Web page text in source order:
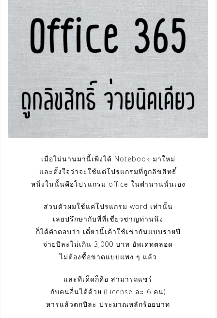
เมื่อไม่นานมานี้เพิ่งได้ Notebook มาใหม่
และตั้งใจว่าจะใช้แต่โปรแกรมที่ถูกลิขสิทธิ์
หนึ่งในนั้นคือโปรแกรม office ในตำนานนั่นเอง
ส่วนตัวผมใช้แค่โปรแกรม word เท่านั้น
เลยปรึกษากับพี่ที่เชี่ยวชาญท่านนึง
ก็ได้คำตอบว่า เดี๋ยวนี้เค้าใช้เช่ากันแบบรายปี
จ่ายปีละไม่เกิน 3,000 บาท อัพเดทตลอด
ไม่ต้องซื้อขาดแบบแพง ๆ แล้ว
และทีเด็ดก็คือ สามารถแชร์
กับคนอื่นได้ด้วย (License ละ 6 คน)
หารแล้วตกปีละ ประมาณหลักร้อยบาท